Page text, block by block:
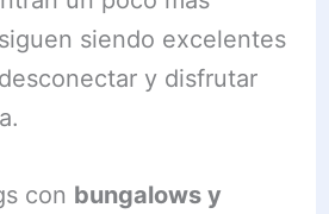
siendo excelentes
y disfrutar
con bungalows y